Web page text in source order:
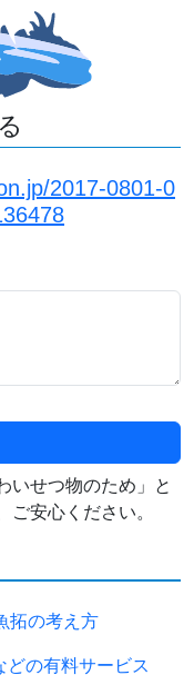
2017-0801-0
いせつ物のため」と
ご安心ください。
拓の考え方
どの有料サービス